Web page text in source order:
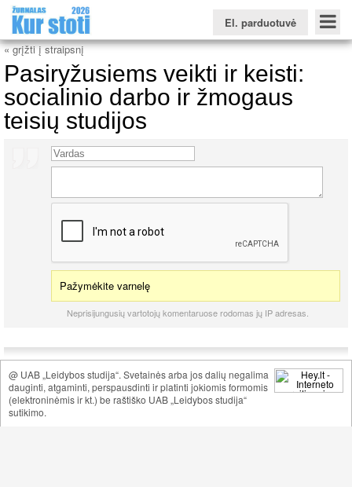
El. parduotuvė
Konkursinio balo skaičiuoklė Žurnalas KUR STOTI
Universitetų sritis
Kolegijų sritis
Profesinių mokyklų sritis
« grįžti į straipsnį
Pasiryžusiems veikti ir keisti:
socialinio darbo ir žmogaus
teisių studijos
Pažymėkite varnelę
Neprisijungusių vartotojų komentaruose rodomas jų IP adresas.
@ UAB „Leidybos studija“. Svetainės arba jos dalių negalima
dauginti, atgaminti, perspausdinti ir platinti jokiomis formomis
(elektroninėmis ir kt.) be raštiško UAB „Leidybos studija“
sutikimo.